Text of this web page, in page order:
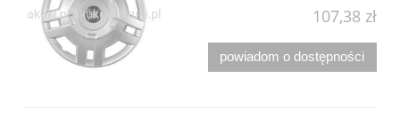
107,38 zł
powiadom o dostępności